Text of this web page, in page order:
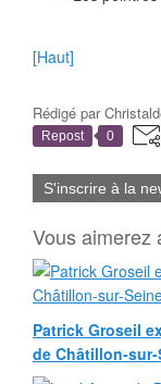
[Haut]
Rédigé par
Repost 0
S'inscrire à la
Vous aimerez
Patrick Groseil
de Châtillon-sur-